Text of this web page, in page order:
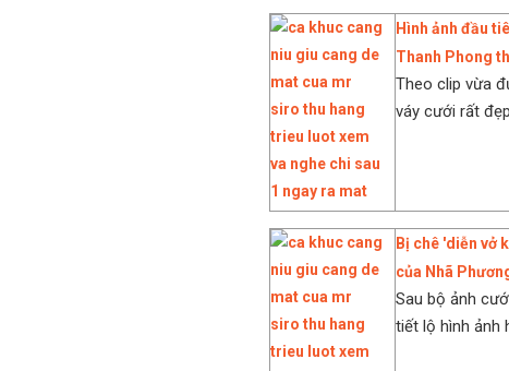
Hình ảnh đầu
Thanh Phong
Theo clip vừa
váy cưới rất
Bị chê 'diễn vở
của Nhã
Sau bộ ảnh
tiết lộ hình ảnh